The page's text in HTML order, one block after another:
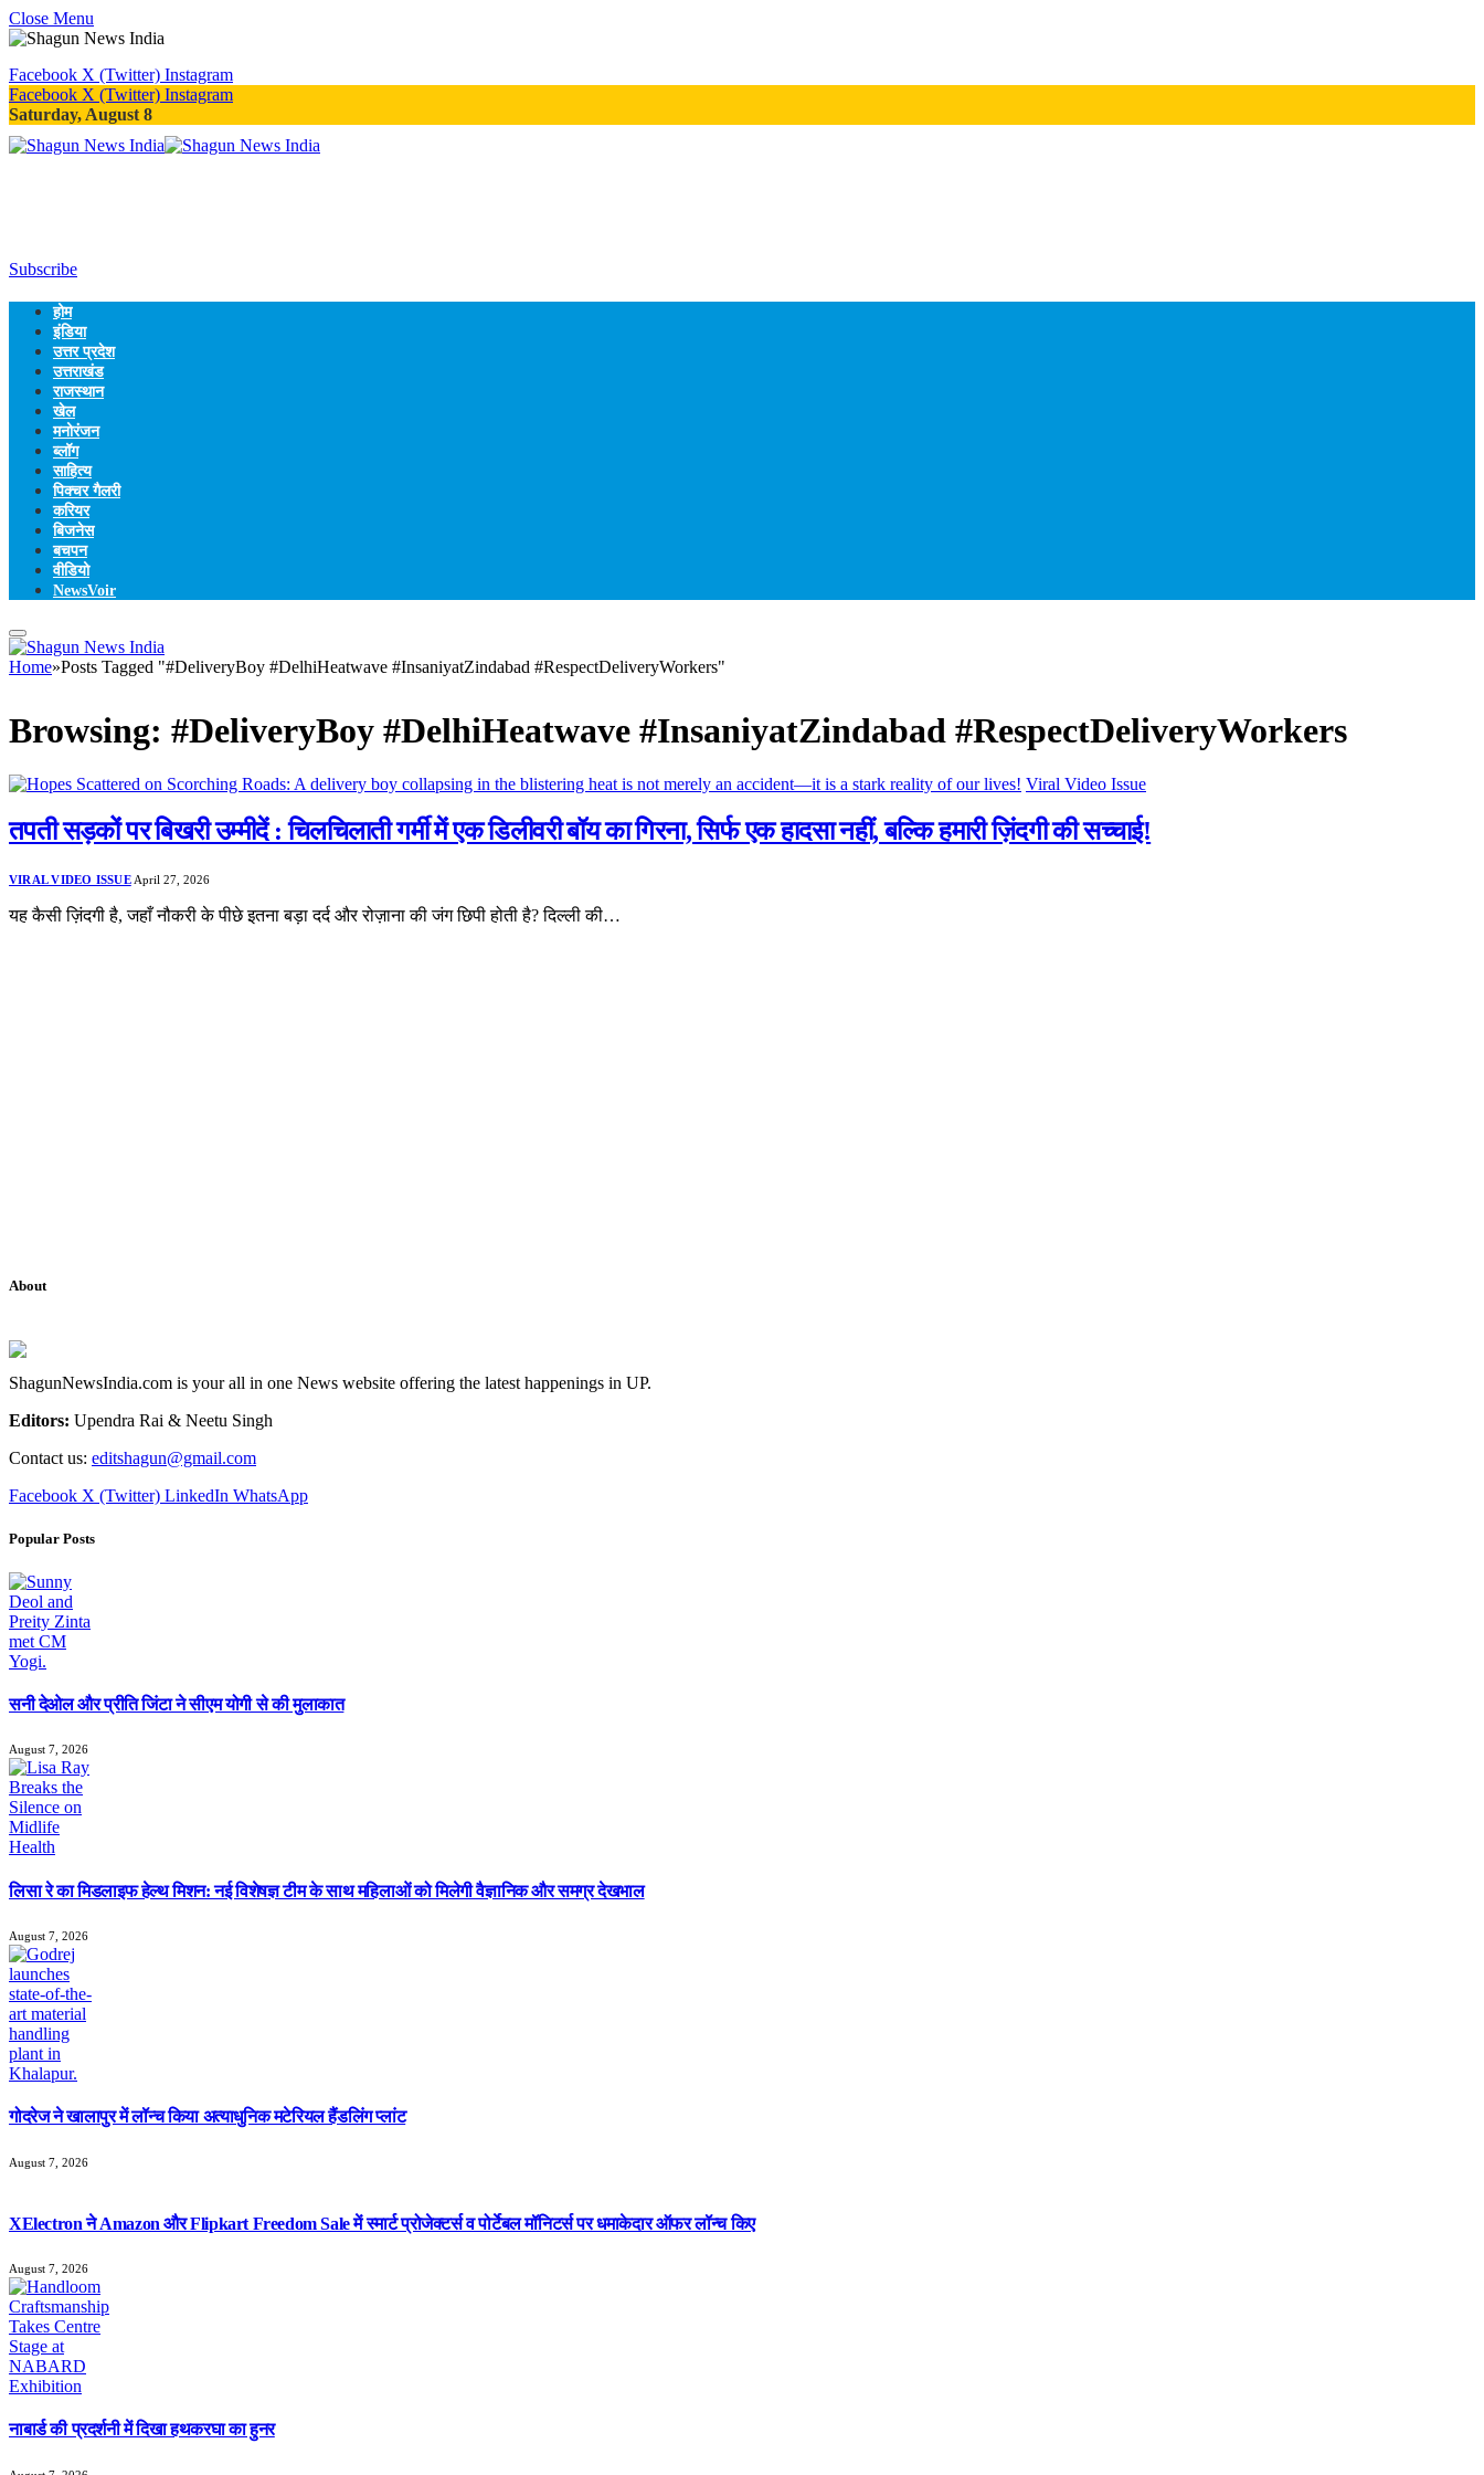
Close Menu
Facebook X (Twitter) Instagram
Facebook X (Twitter) Instagram
Saturday, August 8
Subscribe
होम
इंडिया
उत्तर प्रदेश
उत्तराखंड
राजस्थान
खेल
मनोरंजन
ब्लॉग
साहित्य
पिक्चर गैलरी
करियर
बिजनेस
बचपन
वीडियो
NewsVoir
Home»Posts Tagged "#DeliveryBoy #DelhiHeatwave #InsaniyatZindabad #RespectDeliveryWorkers"
Browsing: #DeliveryBoy #DelhiHeatwave #InsaniyatZindabad #RespectDeliveryWorkers
Viral Video Issue
तपती सड़कों पर बिखरी उम्मीदें : चिलचिलाती गर्मी में एक डिलीवरी बॉय का गिरना, सिर्फ एक हादसा नहीं, बल्कि हमारी ज़िंदगी की सच्चाई!
VIRAL VIDEO ISSUE April 27, 2026
यह कैसी ज़िंदगी है, जहाँ नौकरी के पीछे इतना बड़ा दर्द और रोज़ाना की जंग छिपी होती है? दिल्ली की…
About
ShagunNewsIndia.com is your all in one News website offering the latest happenings in UP.
Editors: Upendra Rai & Neetu Singh
Contact us: editshagun@gmail.com
Facebook X (Twitter) LinkedIn WhatsApp
Popular Posts
सनी देओल और प्रीति जिंटा ने सीएम योगी से की मुलाकात
August 7, 2026
लिसा रे का मिडलाइफ हेल्थ मिशन: नई विशेषज्ञ टीम के साथ महिलाओं को मिलेगी वैज्ञानिक और समग्र देखभाल
August 7, 2026
गोदरेज ने खालापुर में लॉन्च किया अत्याधुनिक मटेरियल हैंडलिंग प्लांट
August 7, 2026
XElectron ने Amazon और Flipkart Freedom Sale में स्मार्ट प्रोजेक्टर्स व पोर्टेबल मॉनिटर्स पर धमाकेदार ऑफर लॉन्च किए
August 7, 2026
नाबार्ड की प्रदर्शनी में दिखा हथकरघा का हुनर